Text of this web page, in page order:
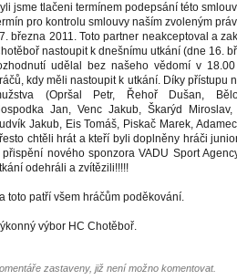
jsme tlačeni termínem podepsání této
pro kontrolu smlouvy naším zvoleným
března 2011. Toto partner neakceptoval a
nastoupit k dnešnímu utkání (dne 16.
udělal bez našeho vědomí v
kdy měli nastoupit k utkání. Díky přístupu
(Opršal Petr, Řehoř Dušan,
Jan, Venc Jakub, Škarýd
Jakub, Eis Tomáš, Piskač Marek,
chtěli hrát a kteří byli doplněny hráči
přispění nového sponzora VADU Sport
odehráli a zvítězili!!!!!
toto patří všem hráčům poděkování.
výbor HC Chotěboř.
zastaveny, již není možno komentovat.